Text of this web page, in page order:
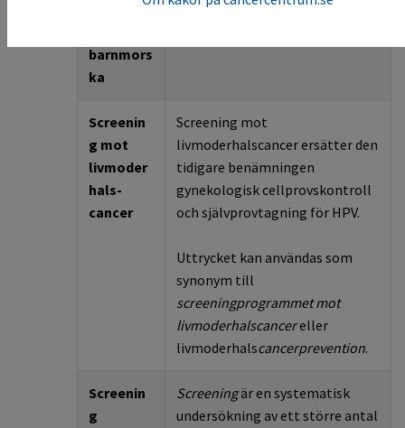
Provtagn
barnmors
ka
livmoderhalsen av vårdgivare.
Screenin
g mot
livmoder
hals-
cancer
Screening mot
livmoderhalscancerersätter den
tidigare benämningen
gynekologisk cellprovskontroll
och självprovtagning för HPV.
Uttrycket kan användas som
synonym till
screeningprogrammet mot
livmoderhalscancereller
livmoderhalscancerprevention.
Screenin
g
Screeningär en systematisk
undersökning av ett större antal